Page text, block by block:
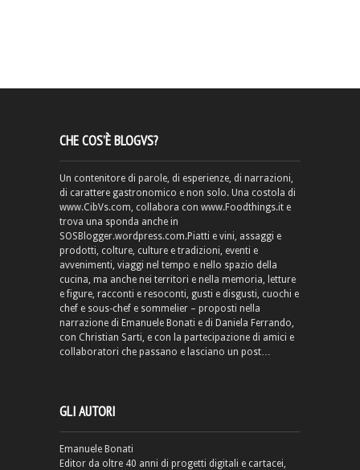
CHE COS’È BLOGVS?
Un contenitore di parole, di esperienze, di narrazioni,
di carattere gastronomico e non solo. Una costola di
www.CibVs.com, collabora con www.Foodthings.it e
trova una sponda anche in
SOSBlogger.wordpress.com.Piatti e vini, assaggi e
prodotti, colture, culture e tradizioni, eventi e
avvenimenti, viaggi nel tempo e nello spazio della
cucina, ma anche nei territori e nella memoria, letture
e figure, racconti e resoconti, gusti e disgusti, cuochi e
chef e sous-chef e sommelier – proposti nella
narrazione di Emanuele Bonati e di Daniela Ferrando,
con Christian Sarti, e con la partecipazione di amici e
collaboratori che passano e lasciano un post…
GLI AUTORI
Emanuele Bonati
Editor da oltre 40 anni di progetti digitali e cartacei,